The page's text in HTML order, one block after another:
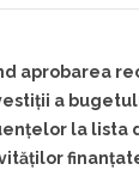
aprobarea
a
la lista